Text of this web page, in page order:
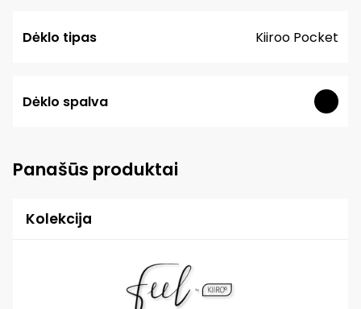
Dėklo tipas Kiiroo Pocket
Dėklo spalva
Panašūs produktai
Kolekcija